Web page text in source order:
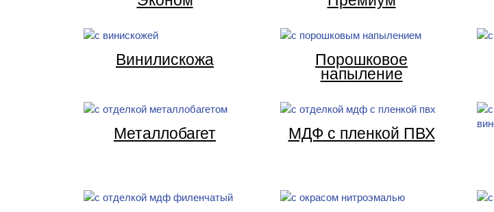
Винилискожа
Порошковое
напыление
Металлобагет
МДФ с пленкой ПВХ